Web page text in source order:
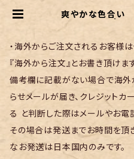
爽やかな色合い
ブル半幅帯 | リ
・海外からご注文されるお客様
『海外から注文』とお書き頂けま
備考欄に記載がない場合で海外
らせメールが届き、クレジット
る と判断した際はメールやお電
その場合は発送までお時間を頂き
なお発送は日本国内のみです。